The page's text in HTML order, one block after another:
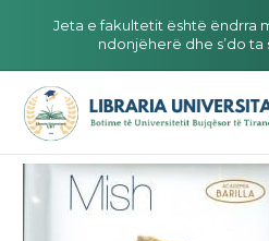
Jeta e fakultetit është ëndrra
ndonjëherë dhe s’do ta